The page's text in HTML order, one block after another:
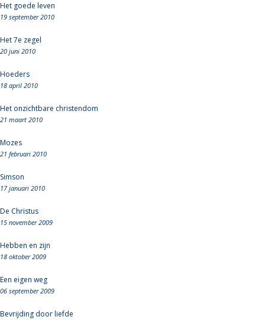
Het goede leven
19 september 2010
Het 7e zegel
20 juni 2010
Hoeders
18 april 2010
Het onzichtbare christendom
21 maart 2010
Mozes
21 februari 2010
Simson
17 januari 2010
De Christus
15 november 2009
Hebben en zijn
18 oktober 2009
Een eigen weg
06 september 2009
Bevrijding door liefde